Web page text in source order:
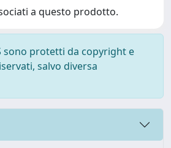
a questo prodotto.
sono protetti da copyright e
salvo diversa